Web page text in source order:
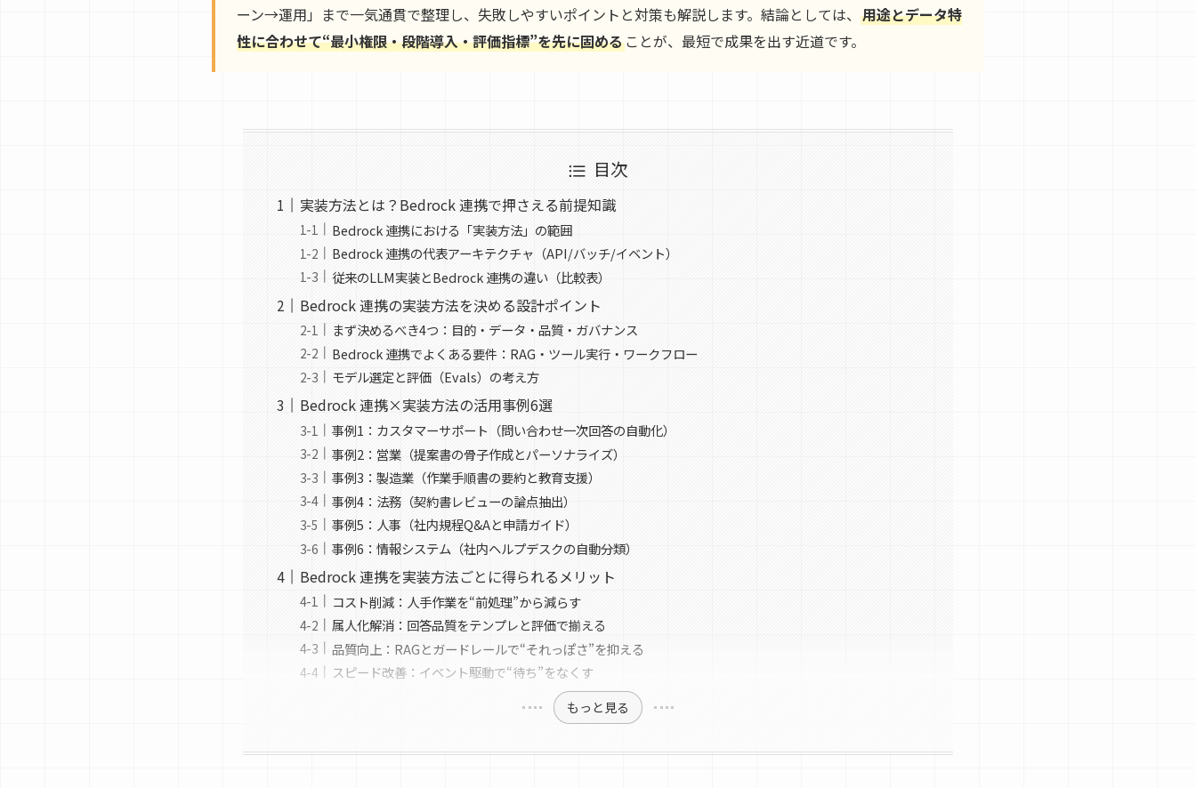
ーン→運用」まで一気通貫で整理し、失敗しやすいポイントと対策も解説します。結論としては、 用途とデータ特
性に合わせて“最小権限・段階導入・評価指標”を先に固める ことが、最短で成果を出す近道です。
目次
実装方法とは？Bedrock 連携で押さえる前提知識
Bedrock 連携における「実装方法」の範囲
Bedrock 連携の代表アーキテクチャ（API/バッチ/イベント）
従来のLLM実装とBedrock 連携の違い（比較表）
Bedrock 連携の実装方法を決める設計ポイント
まず決めるべき4つ：目的・データ・品質・ガバナンス
Bedrock 連携でよくある要件：RAG・ツール実行・ワークフロー
モデル選定と評価（Evals）の考え方
Bedrock 連携×実装方法の活用事例6選
事例1：カスタマーサポート（問い合わせ一次回答の自動化）
事例2：営業（提案書の骨子作成とパーソナライズ）
事例3：製造業（作業手順書の要約と教育支援）
事例4：法務（契約書レビューの論点抽出）
事例5：人事（社内規程Q&Aと申請ガイド）
事例6：情報システム（社内ヘルプデスクの自動分類）
Bedrock 連携を実装方法ごとに得られるメリット
コスト削減：人手作業を“前処理”から減らす
属人化解消：回答品質をテンプレと評価で揃える
品質向上：RAGとガードレールで“それっぽさ”を抑える
スピード改善：イベント駆動で“待ち”をなくす
もっと見る